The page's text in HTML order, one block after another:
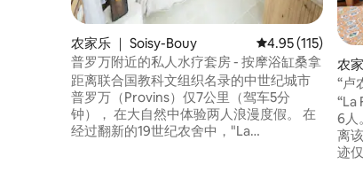
农家乐 ｜ Soisy-Bouy 平均评分 4.95 分
4.95 (115)
普罗万附近的私人水疗套房 - 按摩浴缸桑拿
距离联合国教科文组织名录的中世纪城市
普罗万（Provins）仅7公里（驾车5分
钟）， 在大自然中体验两人浪漫度假。 在
经过翻新的19世纪农舍中，"La
农
“卢
“La
6人。 距离普罗万（Provins）仅2
离
迹
然
所